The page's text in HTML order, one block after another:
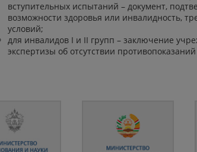
вступительных испытаний – документ,
возможности здоровья или инвалидность,
условий;
для инвалидов I и II групп – заключение
экспертизы об отсутствии